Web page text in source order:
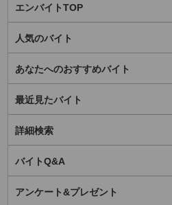
エンバイトTOP
人気のバイト
あなたへのおすすめバイト
最近見たバイト
詳細検索
バイトQ&A
アンケート&プレゼント